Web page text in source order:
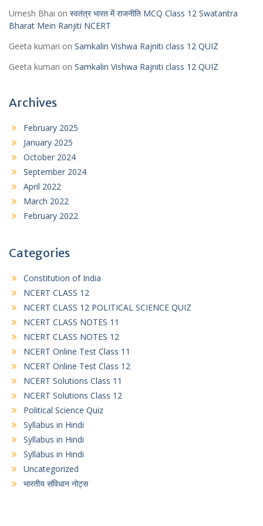
Umesh Bhai on स्वतंत्र भारत में राजनीति MCQ Class 12 Swatantra
Bharat Mein Ranjiti NCERT
Geeta kumari on Samkalin Vishwa Rajniti class 12 QUIZ
Geeta kumari on Samkalin Vishwa Rajniti class 12 QUIZ
Archives
February 2025
January 2025
October 2024
September 2024
April 2022
March 2022
February 2022
Categories
Constitution of India
NCERT CLASS 12
NCERT CLASS 12 POLITICAL SCIENCE QUIZ
NCERT CLASS NOTES 11
NCERT CLASS NOTES 12
NCERT Online Test Class 11
NCERT Online Test Class 12
NCERT Solutions Class 11
NCERT Solutions Class 12
Political Science Quiz
Syllabus in Hindi
Syllabus in Hindi
Syllabus in Hindi
Uncategorized
भारतीय संविधान नोट्स